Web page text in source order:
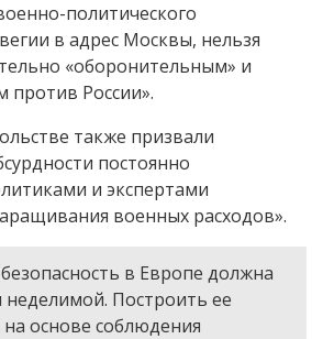
политического
в адрес Москвы, нельзя
«оборонительным» и
против России».
также призвали
постоянно
и экспертами
военных расходов».
в Европе должна
Построить ее
основе соблюдения